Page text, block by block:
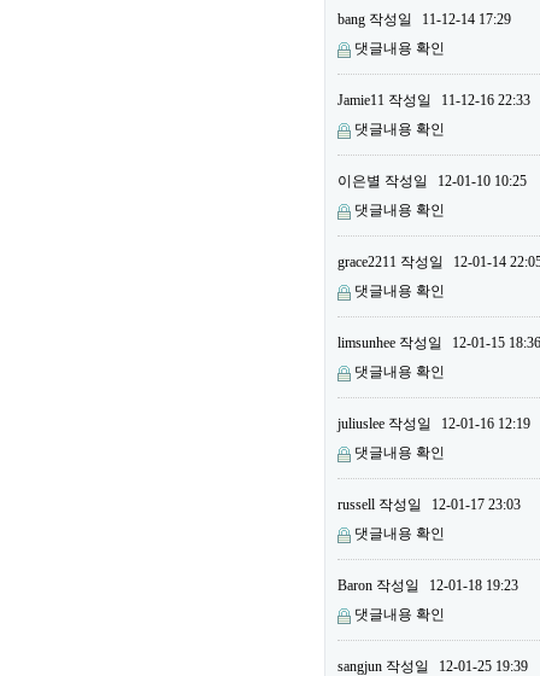
bang 작성일
11-12-14 17:29
댓글내용 확인
Jamie11 작성일
11-12-16 22:33
댓글내용 확인
이은별 작성일
12-01-10 10:25
댓글내용 확인
grace2211 작성일
12-01-14
댓글내용 확인
limsunhee 작성일
12-01-15 18:36
댓글내용 확인
juliuslee 작성일
12-01-16 12:19
댓글내용 확인
russell 작성일
12-01-17 23:03
댓글내용 확인
Baron 작성일
12-01-18 19:23
댓글내용 확인
sangjun 작성일
12-01-25 19:39